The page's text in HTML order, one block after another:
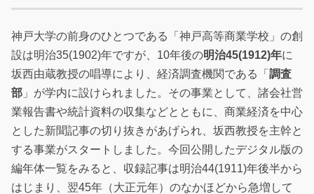
神戸大学の前身のひとつである「神戸高等商業学校」の創
設は明治35(1902)年ですが、10年後の明治45(1912)年に
坂西由蔵教授の唱導により、経済調査機関である「 調査
部 」が学内に設けられました。その事業として、諸会社営
業報告書や統計資料の収集などとともに、商業経済を中心
とした新聞記事の切り抜きがあげられ、坂西教授を主幹と
する事業がスタートしました。今回公開したデジタル版の
編年体一覧をみると、収録記事は明治44(1911)年後半から
はじまり、翌45年（大正元年）のなかほどから急増して